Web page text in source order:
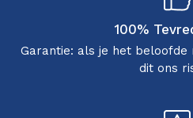
100%
Garantie: als je het
dit ons